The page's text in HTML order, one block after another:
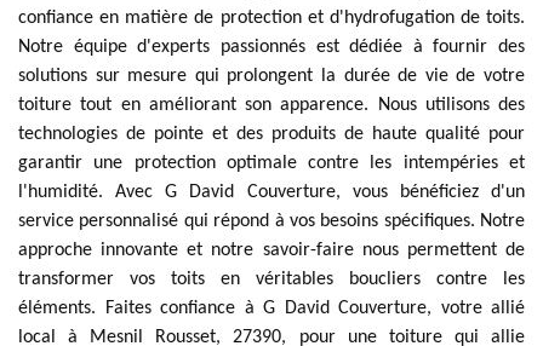
confiance en matière de protection et d'hydrofugation de toits.
Notre équipe d'experts passionnés est dédiée à fournir des
solutions sur mesure qui prolongent la durée de vie de votre
toiture tout en améliorant son apparence. Nous utilisons des
technologies de pointe et des produits de haute qualité pour
garantir une protection optimale contre les intempéries et
l'humidité. Avec G David Couverture, vous bénéficiez d'un
service personnalisé qui répond à vos besoins spécifiques. Notre
approche innovante et notre savoir-faire nous permettent de
transformer vos toits en véritables boucliers contre les
éléments. Faites confiance à G David Couverture, votre allié
local à Mesnil Rousset, 27390, pour une toiture qui allie